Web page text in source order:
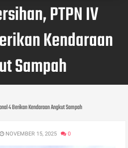
PTPN IV
Kendaraan
Sampah
4 Berikan Kendaraan Angkut Sampah
NOVEMBER 15, 2025 0